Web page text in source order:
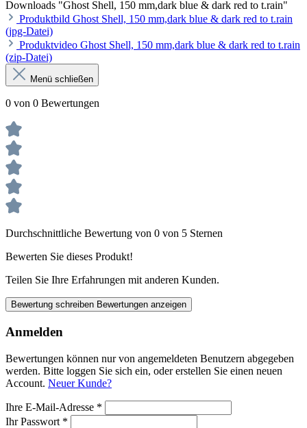
Downloads "Ghost Shell, 150 mm,dark blue & dark red to t.rain"
Produktbild Ghost Shell, 150 mm,dark blue & dark red to t.rain
(jpg-Datei)
Produktvideo Ghost Shell, 150 mm,dark blue & dark red to t.rain
(zip-Datei)
Menü schließen
0 von 0 Bewertungen
Durchschnittliche Bewertung von 0 von 5 Sternen
Bewerten Sie dieses Produkt!
Teilen Sie Ihre Erfahrungen mit anderen Kunden.
Bewertung schreiben Bewertungen anzeigen
Anmelden
Bewertungen können nur von angemeldeten Benutzern abgegeben
werden. Bitte loggen Sie sich ein, oder erstellen Sie einen neuen
Account. Neuer Kunde?
Ihre E-Mail-Adresse *
Ihr Passwort *